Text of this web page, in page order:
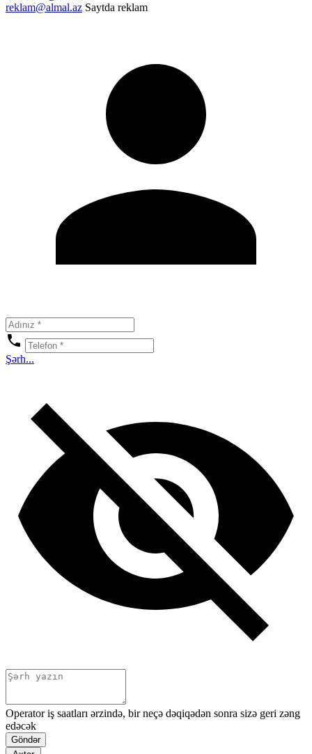
reklam@almal.az Saytda reklam
Şərh...
Operator iş saatları ərzində, bir neçə dəqiqədən sonra sizə geri zəng
edəcək
Göndər